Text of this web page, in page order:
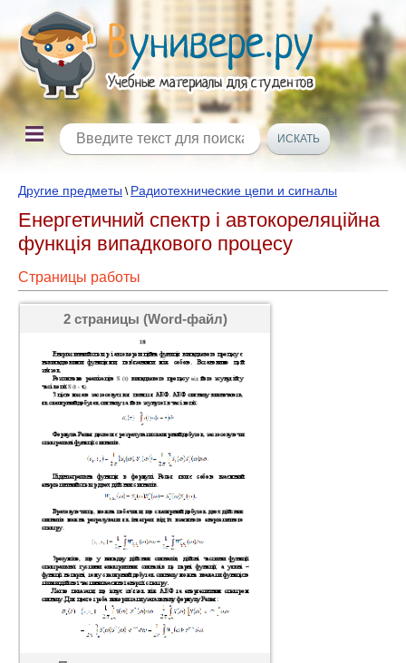
Другие предметы \ Радиотехнические цепи и сигналы
Енергетичний спектр і автокореляційна
функція випадкового процесу
Страницы работы
2 страницы (Word-файл)